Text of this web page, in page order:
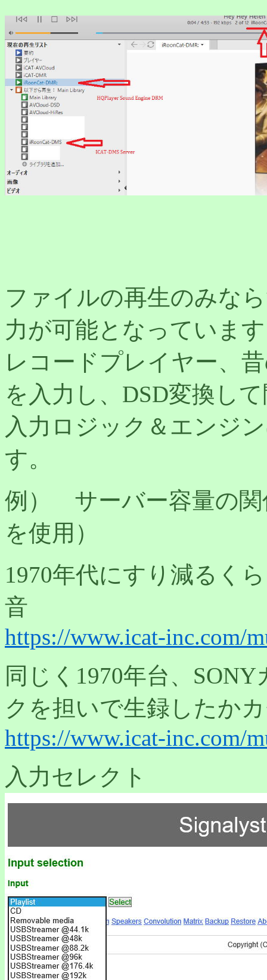
ファイルの再生のみな
力が可能となっていま
レコードプレイヤー、
を入力し、DSD変換し
入力ロジック＆エンジ
す。
例） サーバー容量の
を使用）
1970年代にすり減るく
音
https://www.icat-inc.com/
同じく1970年台、
クを担いで生録したか
https://www.icat-inc.com/
入力セレクト